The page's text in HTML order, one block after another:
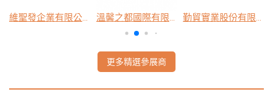
維聖發企業有限公司 溫馨之都國際有限公司 勤貿實業股份有限公司
更多精選參展商